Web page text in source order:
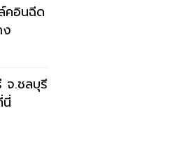
คอินฉีด
จ.ชลบุรี